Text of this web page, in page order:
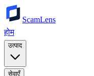
ScamLens
होम
उत्पाद
सेवाएँ